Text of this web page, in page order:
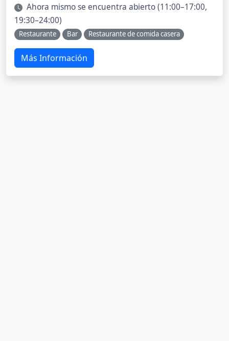
Ahora mismo se encuentra abierto (11:00–17:00,
19:30–24:00)
Restaurante Bar Restaurante de comida casera
Más Información